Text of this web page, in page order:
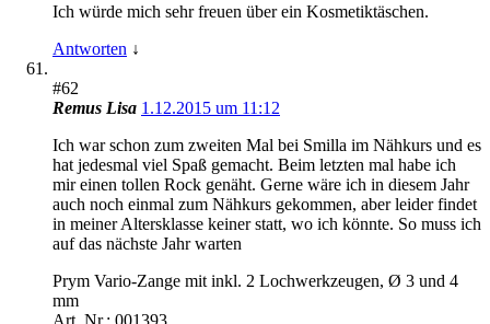
Ich würde mich sehr freuen über ein Kosmetiktäschen.
Antworten ↓
#62
Remus Lisa 1.12.2015 um 11:12
Ich war schon zum zweiten Mal bei Smilla im Nähkurs und es
hat jedesmal viel Spaß gemacht. Beim letzten mal habe ich
mir einen tollen Rock genäht. Gerne wäre ich in diesem Jahr
auch noch einmal zum Nähkurs gekommen, aber leider findet
in meiner Altersklasse keiner statt, wo ich könnte. So muss ich
auf das nächste Jahr warten
Prym Vario-Zange mit inkl. 2 Lochwerkzeugen, Ø 3 und 4
mm
Art. Nr.: 001393